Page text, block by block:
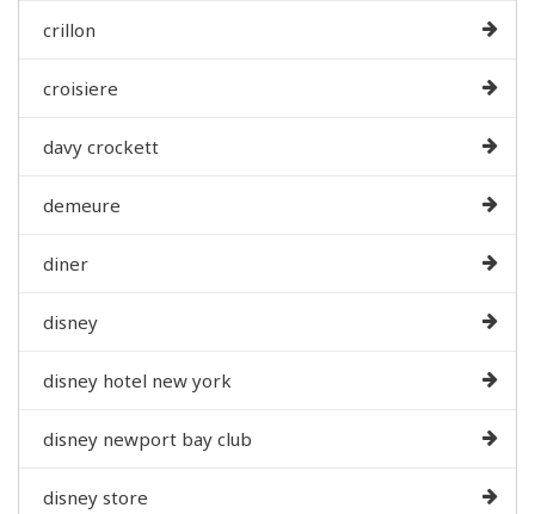
crillon
croisiere
davy crockett
demeure
diner
disney
disney hotel new york
disney newport bay club
disney store